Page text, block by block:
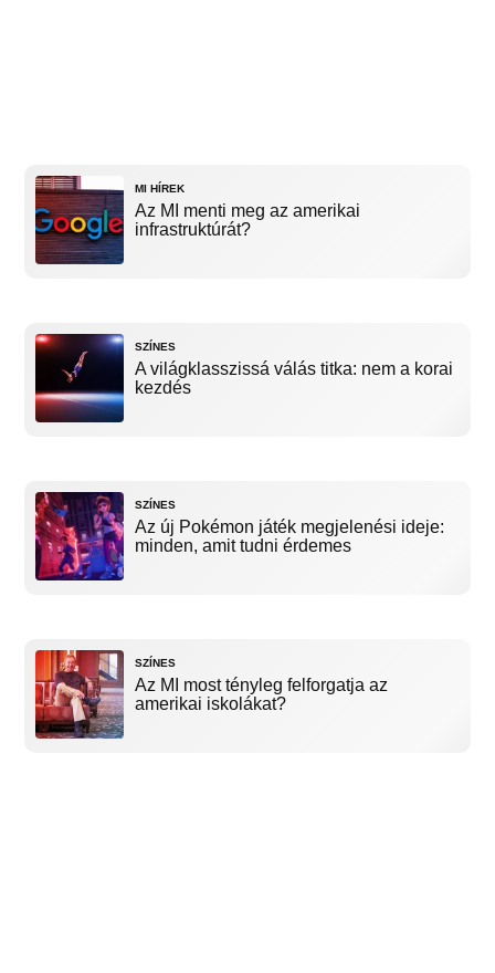
MI HÍREK
Az MI menti meg az amerikai
infrastruktúrát?
SZÍNES
A világklasszissá válás titka: nem a korai
kezdés
SZÍNES
Az új Pokémon játék megjelenési ideje:
minden, amit tudni érdemes
SZÍNES
Az MI most tényleg felforgatja az
amerikai iskolákat?